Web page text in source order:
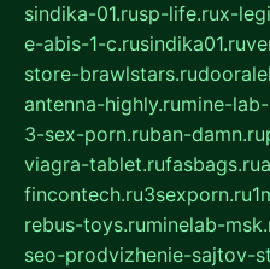
sindika-01.rusp-life.rux-
e-abis-1-c.rusindika01.ru
store-brawlstars.ru
antenna-highly.rumine-
3-sex-porn.ruban-damn.ru
viagra-tablet.rufasbags.ru
fincontech.ru3sexporn.ru
rebus-toys.ruminelab-
seo-prodvizhenie-sajtov-